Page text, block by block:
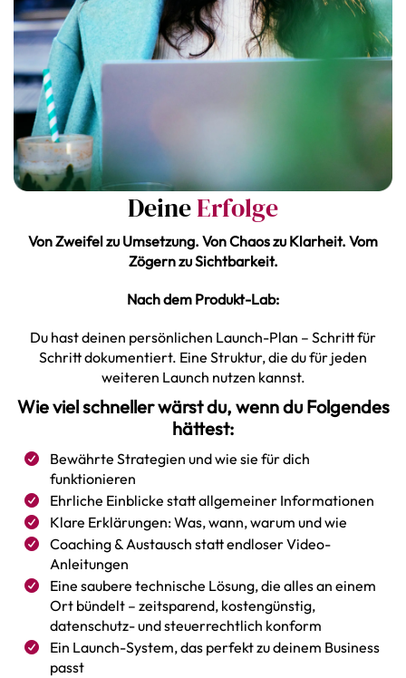
DeineErfolge
Von Zweifel zu Umsetzung. Von Chaos zu Klarheit. Vom
Zögern zu Sichtbarkeit.
Nach dem Produkt-Lab:
Du hast deinen persönlichen Launch-Plan – Schritt für
Schritt dokumentiert. Eine Struktur, die du für jeden
weiteren Launch nutzen kannst.
Wie viel schneller wärst du, wenn du Folgendes
hättest:
Bewährte Strategien und wie sie für dich
funktionieren
Ehrliche Einblicke statt allgemeiner Informationen
Klare Erklärungen: Was, wann, warum und wie
Coaching & Austausch statt endloser Video-
Anleitungen
Eine saubere technische Lösung, die alles an einem
Ort bündelt – zeitsparend, kostengünstig,
datenschutz- und steuerrechtlich konform
Ein Launch-System, das perfekt zu deinem Business
passt